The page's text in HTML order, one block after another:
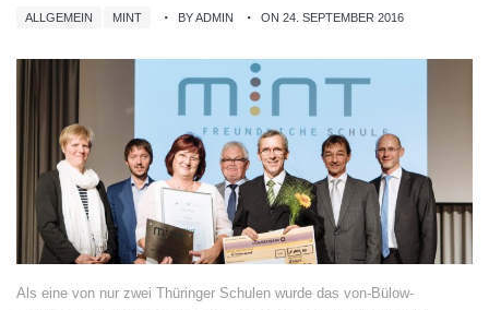
ALLGEMEIN MINT BY ADMIN ON 24. SEPTEMBER 2016
Als eine von nur zwei Thüringer Schulen wurde das von-Bülow-